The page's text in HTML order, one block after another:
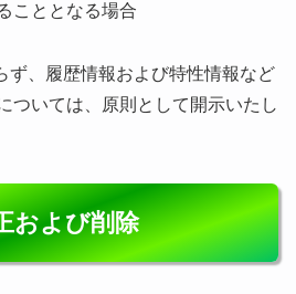
こととなる場合
ず、履歴情報および特性情報など
ついては、原則として開示いたし
および削除